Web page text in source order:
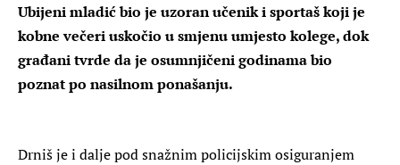
Ubijeni mladić bio je uzoran učenik i sportaš koji je
kobne večeri uskočio u smjenu umjesto kolege, dok
građani tvrde da je osumnjičeni godinama bio
poznat po nasilnom ponašanju.
Drniš je i dalje pod snažnim policijskim osiguranjem